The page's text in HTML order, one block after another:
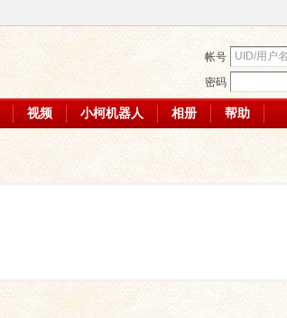
帐号
密码
视频 小柯机器人 相册 帮助